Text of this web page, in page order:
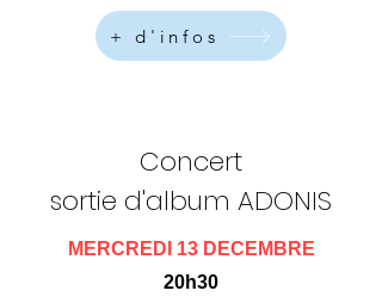
+ d'infos
Concert
sortie d'album ADONIS
MERCREDI 13 DECEMBRE
20h30